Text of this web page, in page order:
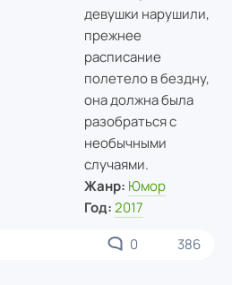
девушки нарушили,
прежнее
расписание
полетело в бездну,
она должна была
разобраться с
необычными
случаями.
Жанр: Юмор
Год: 2017
0 386